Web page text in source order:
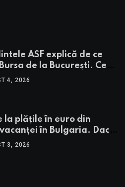
ASF explică de ce
de la București. Ce
pentru BVB potrivit lui
4, 2026
la plățile în euro din
în Bulgaria. Dacă
cele mai falsificate
3, 2026